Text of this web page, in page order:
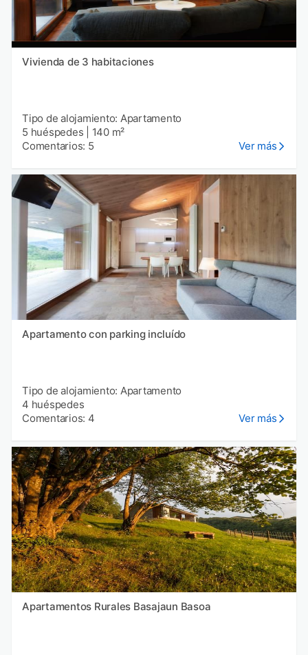
Vivienda de 3 habitaciones
Tipo de alojamiento: Apartamento
5 huéspedes
140 m²
Comentarios: 5
Ver más
Apartamento con parking incluído
Tipo de alojamiento: Apartamento
4 huéspedes
Comentarios: 4
Ver más
Apartamentos Rurales Basajaun Basoa